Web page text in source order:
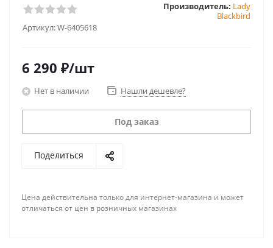
Артикул:W-6405618
Производитель: Lady
Blackbird
6 290 ₽/шт
Нет в наличии Нашли дешевле?
Под заказ
Поделиться
Цена действительна только для интернет-магазина и может
отличаться от цен в розничных магазинах